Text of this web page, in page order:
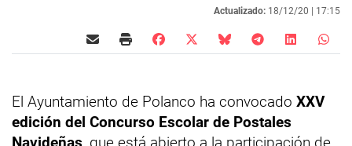
Actualizado: 18/12/20 | 17:15
El Ayuntamiento de Polanco ha convocado XXV
edición del Concurso Escolar de Postales